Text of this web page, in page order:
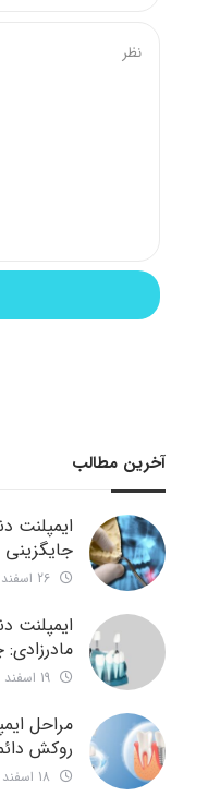
آخرین مطالب
ایمپلنت
ایمپلنت
مراحل
روکش